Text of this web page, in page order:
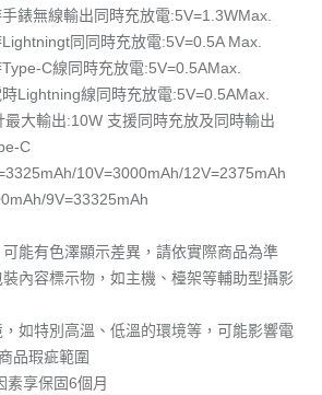
錶無線輸出同時充放電:5V=1.3WMax.
同同時充放電:5V=0.5A Max.
C線同時充放電:5V=0.5AMax.
Lightning線同時充放電:5V=0.5AMax.
大輸出:10W 支援同時充放及同時輸出
C
10V=3000mAh/12V=2375mAh
9V=33325mAh
能有色澤顯示差異，請依實際商品為準
內容標示物，如主機、檯架等輔助型攝影
如特別高溫、低溫的環境等，可能影響電
品瑕疵範圍
素享保固6個月